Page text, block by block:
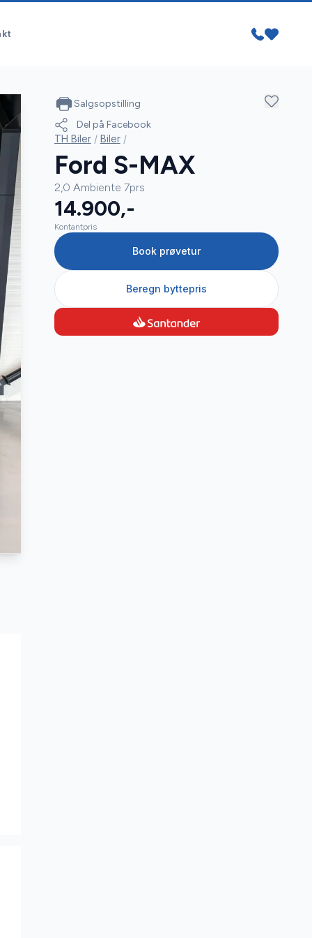
Salgsopstilling
Del på Facebook
TH Biler / Biler /
Ford S-MAX
2,0 Ambiente 7prs
14.900,-
Kontantpris
Book prøvetur
Beregn byttepris